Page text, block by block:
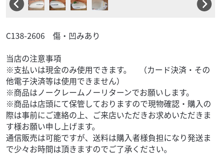
C138-2606 傷・凹みあり
当店の注意事項
※支払いは現金のみ使用できます。 （カード決済・その
他電子決済等は使用できません）
※商品はノークレームノーリターンでお願いします。
※商品は店頭にて保管しておりますので現物確認・購入の
際は事前にご連絡の上、ご来店いただきお求めいただきま
す様お願い申し上げます。
通信販売は可能ですが、送料は購入者様負担になり発送ま
で少々お時間は頂きますのでご了承ください。